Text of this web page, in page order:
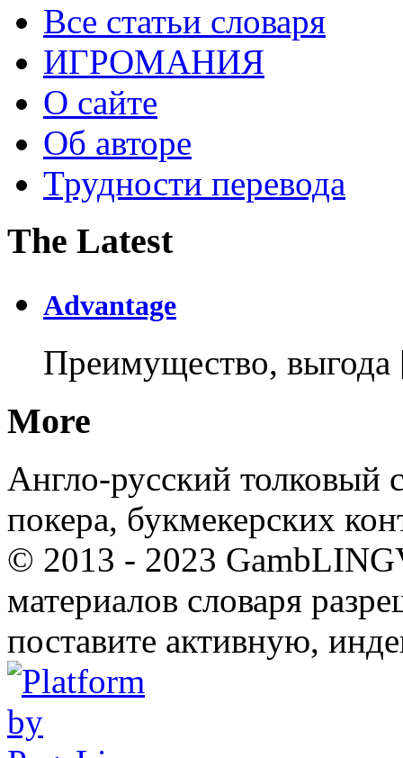
Все статьи словаря
ИГРОМАНИЯ
О сайте
Об авторе
Трудности перевода
The Latest
Advantage
Преимущество,
More
Англо-русский толковый
покера, букмекерских
© 2013 - 2023
материалов словаря
поставите активную,